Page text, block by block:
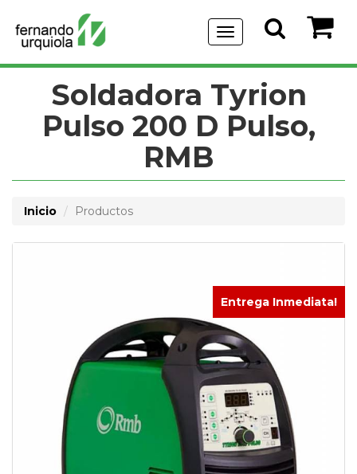
Menu
de
Navegación
Soldadora Tyrion
Pulso 200 D Pulso,
RMB
Inicio Productos
Entrega Inmediata!